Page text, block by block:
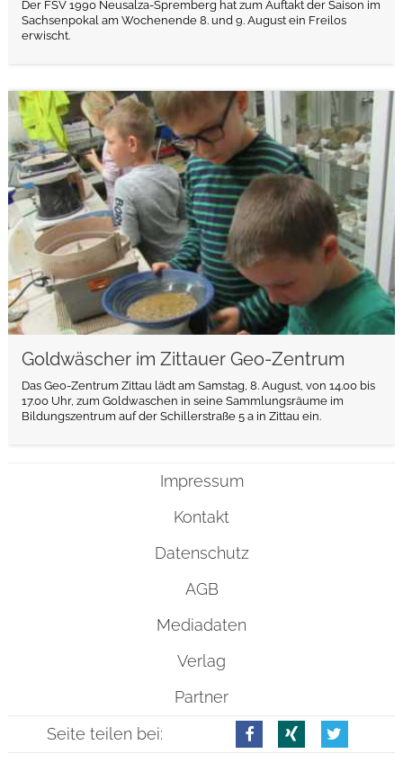
Der FSV 1990 Neusalza-Spremberg hat zum Auftakt der Saison im
Sachsenpokal am Wochenende 8. und 9. August ein Freilos
erwischt.
Goldwäscher im Zittauer Geo-Zentrum
Das Geo-Zentrum Zittau lädt am Samstag, 8. August, von 14.00 bis
17.00 Uhr, zum Goldwaschen in seine Sammlungsräume im
Bildungszentrum auf der Schillerstraße 5 a in Zittau ein.
weiterlesen
Impressum
Kontakt
Datenschutz
AGB
Mediadaten
Verlag
Partner
Seite teilen bei: